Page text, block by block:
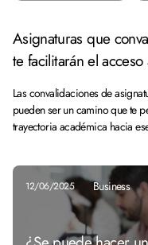
Asignaturas que
te facilitarán el
Las convalidaciones de
pueden ser un camino que te
trayectoria académica hacia
12/06/2025 Business